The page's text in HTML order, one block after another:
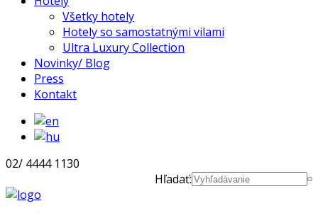
Všetky hotely
Hotely so samostatnými vilami
Ultra Luxury Collection
Novinky/ Blog
Press
Kontakt
02/ 4444 1130
Hľadať: